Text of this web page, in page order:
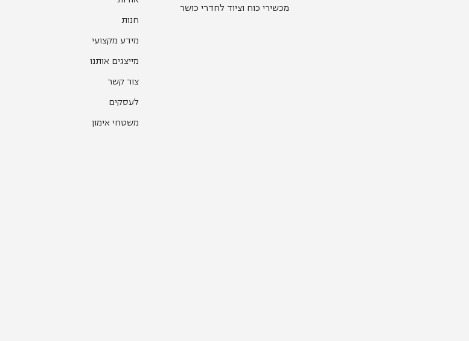
מכשירי כוח וציוד לחדרי כושר
חנות
מידע מקצועי
מייצגים אותנו
צור קשר
לעסקים
משטחי אימון